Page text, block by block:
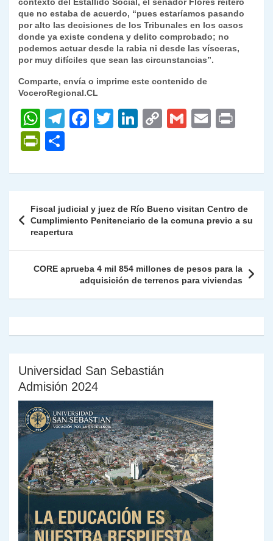
contexto del Estallido Social, el senador Flores reiteró
que no estaba de acuerdo, “pues estaríamos pasando
por alto las decisiones de los Tribunales en los casos
donde ya existe condena y delito comprobado; no
podemos actuar desde la rabia ni desde las vísceras,
por muy difíciles que sean las circunstancias”.
Comparte, envía o imprime este contenido de
VoceroRegional.CL
W
h
at
s
p
p
T
gr
m
F
e
o
k
T
er
Li
e
n
C
y
n
G
l
E
l
P
nt
Fr
ie
n
dl
y
m
p
ar
tir
de
entradas
Fiscal judicial y juez de Río Bueno visitan Centro de
Cumplimiento Penitenciario de la comuna previo a su
reapertura
CORE aprueba 4 mil 854 millones de pesos para la
adquisición de terrenos para viviendas
Universidad San Sebastián
Admisión 2024